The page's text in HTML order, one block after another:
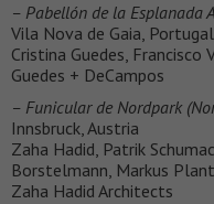
– Pabellón de la Esplanada
Vila Nova de Gaia, Portugal
Cristina Guedes, Francisco
Guedes + DeCampos
– Funicular de Nordpark
Innsbruck, Austria
Zaha Hadid, Patrik
Borstelmann, Markus
Zaha Hadid Architects